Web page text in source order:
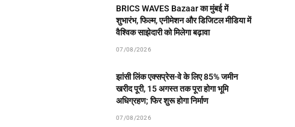
BRICS WAVES Bazaar का मुंबई में
शुभारंभ, फिल्म, एनीमेशन और डिजिटल मीडिया में
वैश्विक साझेदारी को मिलेगा बढ़ावा
07/08/2026
झांसी लिंक एक्सप्रेस-वे के लिए 85% जमीन
खरीद पूरी, 15 अगस्त तक पूरा होगा भूमि
अधिग्रहण; फिर शुरू होगा निर्माण
07/08/2026